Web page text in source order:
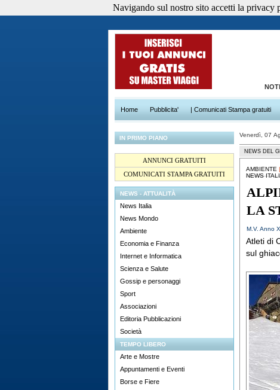
Home Pubblicita' | Comunicati Stampa gratuiti
IN PRIMO PIANO
ANNUNCI GRATUITI
COMUNICATI STAMPA GRATUITI
NEWS - ATTUALITÀ
News Italia
News Mondo
Ambiente
Economia e Finanza
Internet e Informatica
Scienza e Salute
Gossip e personaggi
Sport
Associazioni
Editoria Pubblicazioni
Società
TEMPO LIBERO
Arte e Mostre
Appuntamenti e Eventi
Borse e Fiere
Venerdì, 07
NEWS DEL
AMBIENTE |
NEWS
LA
M.V. Anno
Atleti di
sul
Navigando sul nostro sito accetti la